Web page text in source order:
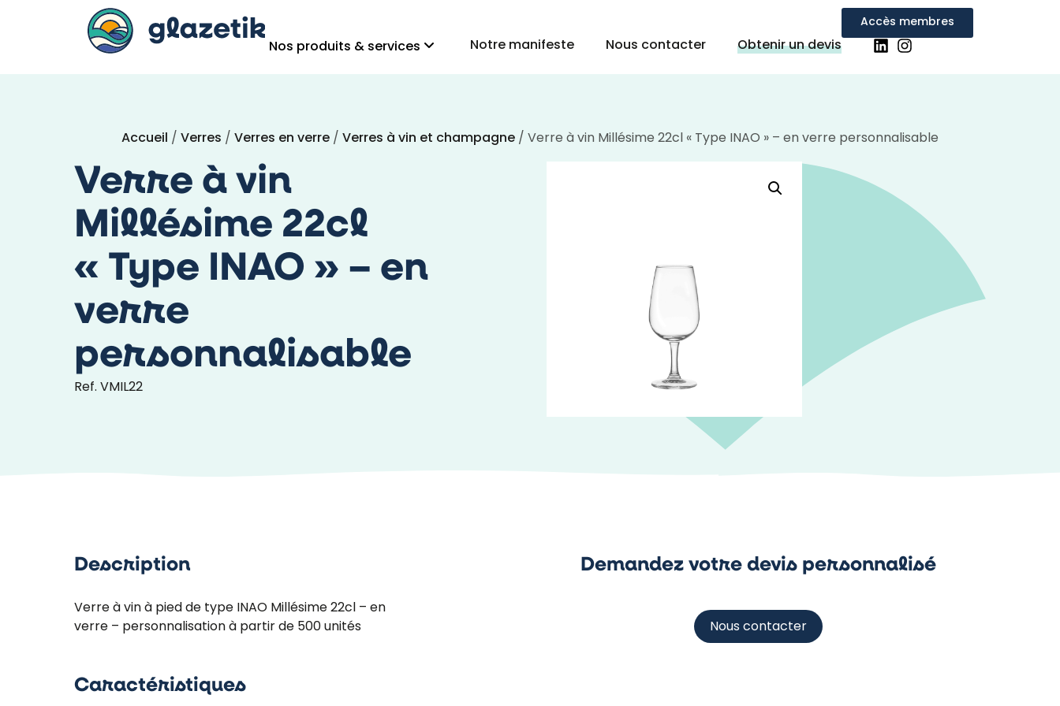
Accès membres
Nos produits & services Notre manifeste Nous contacter Obtenir un devis
Accueil / Verres / Verres en verre / Verres à vin et champagne / Verre à vin Millésime 22cl « Type INAO » – en verre personnalisable
Verre à vin
Millésime 22cl
« Type INAO » – en
verre
personnalisable
Ref. VMIL22
Description
Verre à vin à pied de type INAO Millésime 22cl – en
verre – personnalisation à partir de 500 unités
Caractéristiques
Demandez votre devis personnalisé
Nous contacter